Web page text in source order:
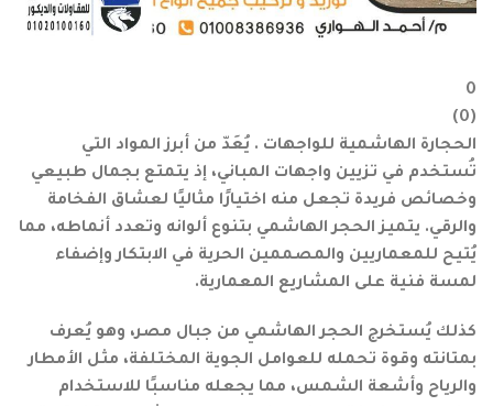
0
(
0
)
الحجارة الهاشمية للواجهات . يُعَدّ من أبرز المواد التي
تُستخدم في تزيين واجهات المباني، إذ يتمتع بجمال طبيعي
وخصائص فريدة تجعل منه اختيارًا مثاليًا لعشاق الفخامة
والرقي. يتميز الحجر الهاشمي بتنوع ألوانه وتعدد أنماطه، مما
يُتيح للمعماريين والمصممين الحرية في الابتكار وإضفاء
لمسة فنية على المشاريع المعمارية.
كذلك يُستخرج الحجر الهاشمي من جبال مصر، وهو يُعرف
بمتانته وقوة تحمله للعوامل الجوية المختلفة، مثل الأمطار
والرياح وأشعة الشمس، مما يجعله مناسبًا للاستخدام